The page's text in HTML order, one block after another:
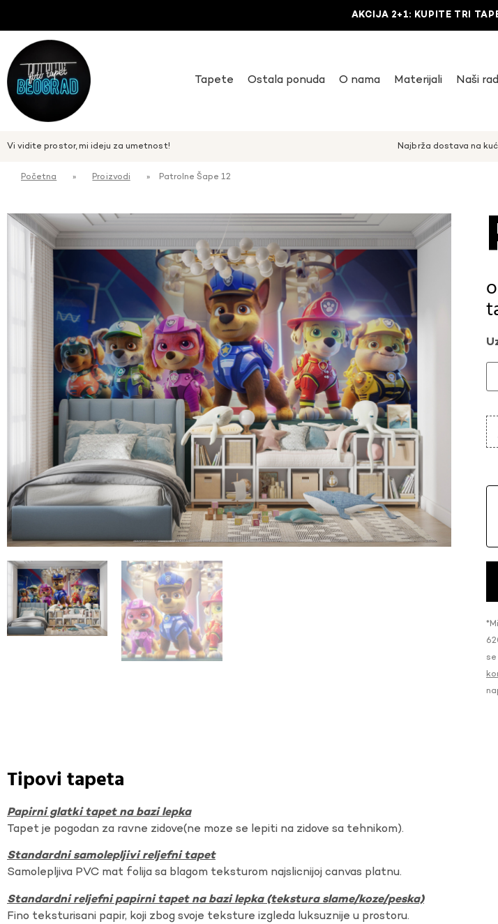
AKCIJA 2+1: KUPITE TRI
Tapete Ostala ponuda O nama Materijali Naši
Vi vidite prostor, mi ideju za umetnost! Najbrža dostava na
Početna » Proizvodi » Patrolne Šape 12
se
Tipovi tapeta
Papirni glatki tapet na bazi lepka
Tapet je pogodan za ravne zidove(ne moze se lepiti na zidove sa tehnikom).
Standardni samolepljivi reljefni tapet
Samolepljiva PVC mat folija sa blagom teksturom najslicnijoj canvas platnu.
Standardni reljefni papirni tapet na bazi lepka (tekstura slame/koze/peska)
Fino teksturisani papir, koji zbog svoje teksture izgleda luksuznije u prostoru.